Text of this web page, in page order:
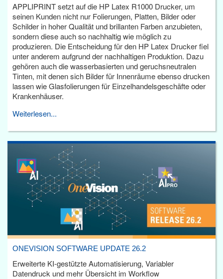
APPLIPRINT setzt auf die HP Latex R1000 Drucker, um
seinen Kunden nicht nur Folierungen, Platten, Bilder oder
Schilder in hoher Qualität und brillanten Farben anzubieten,
sondern diese auch so nachhaltig wie möglich zu
produzieren. Die Entscheidung für den HP Latex Drucker fiel
unter anderem aufgrund der nachhaltigen Produktion. Dazu
gehören auch die wasserbasierten und geruchsneutralen
Tinten, mit denen sich Bilder für Innenräume ebenso drucken
lassen wie Glasfolierungen für Einzelhandelsgeschäfte oder
Krankenhäuser.
Weiterlesen...
ONEVISION SOFTWARE UPDATE 26.2
Erweiterte KI-gestützte Automatisierung, Variabler
Datendruck und mehr Übersicht im Workflow